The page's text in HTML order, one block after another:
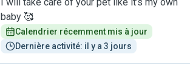
baby 🥰
Calendrier récemment mis à jour
Dernière activité: il y a 3 jours